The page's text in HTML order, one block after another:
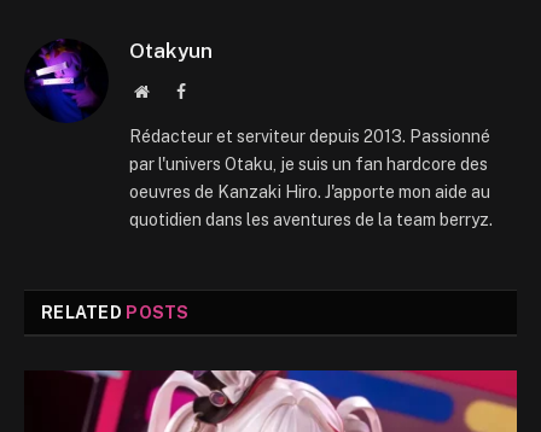
Otakyun
WebsiteFacebook
Rédacteur et serviteur depuis 2013. Passionné
par l'univers Otaku, je suis un fan hardcore des
oeuvres de Kanzaki Hiro. J'apporte mon aide au
quotidien dans les aventures de la team berryz.
RELATED POSTS